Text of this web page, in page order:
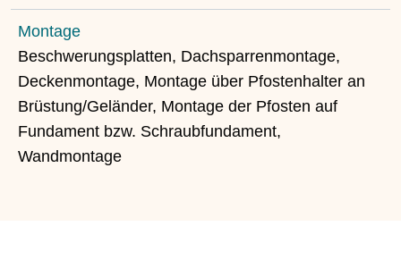
Montage
Beschwerungsplatten, Dachsparrenmontage,
Deckenmontage, Montage über Pfostenhalter an
Brüstung/Geländer, Montage der Pfosten auf
Fundament bzw. Schraubfundament,
Wandmontage